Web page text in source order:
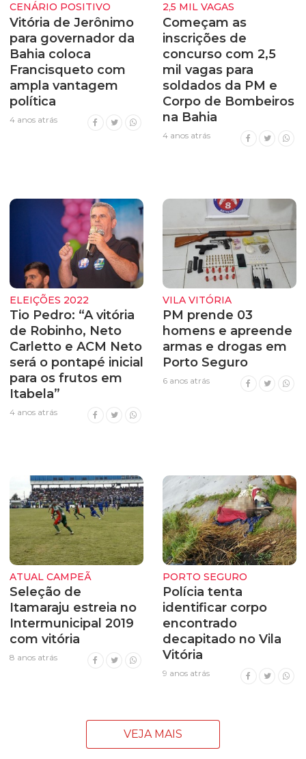
CENÁRIO POSITIVO
Vitória de Jerônimo
para governador da
Bahia coloca
Francisqueto com
ampla vantagem
política
4 anos atrás
2,5 MIL VAGAS
Começam as
inscrições de
concurso com 2,5
mil vagas para
soldados da PM e
Corpo de Bombeiros
na Bahia
4 anos atrás
ELEIÇÕES 2022
Tio Pedro: “A vitória
de Robinho, Neto
Carletto e ACM Neto
será o pontapé inicial
para os frutos em
Itabela”
4 anos atrás
VILA VITÓRIA
PM prende 03
homens e apreende
armas e drogas em
Porto Seguro
6 anos atrás
ATUAL CAMPEÃ
Seleção de
Itamaraju estreia no
Intermunicipal 2019
com vitória
8 anos atrás
PORTO SEGURO
Polícia tenta
identificar corpo
encontrado
decapitado no Vila
Vitória
9 anos atrás
VEJA MAIS